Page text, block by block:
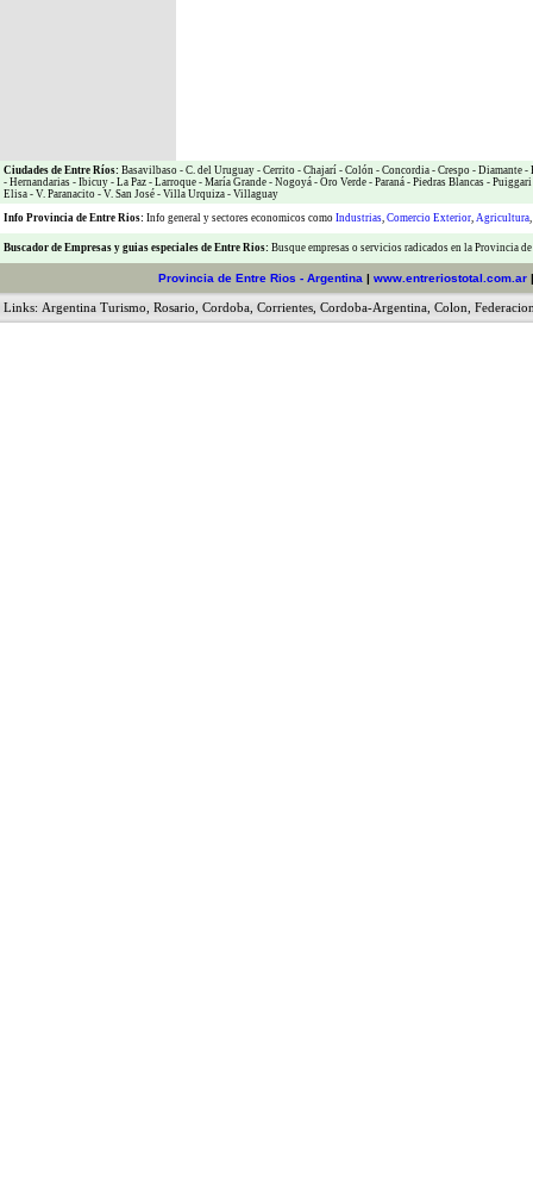
Ciudades de Entre Ríos: Basavilbaso - C. del Uruguay - Cerrito - Chajarí - Colón - Concordia - Crespo - Diamante -
- Hernandarias - Ibicuy - La Paz - Larroque - María Grande - Nogoyá - Oro Verde - Paraná - Piedras Blancas - Puiggari
Elisa - V. Paranacito - V. San José - Villa Urquiza - Villaguay
Info Provincia de Entre Rios: Info general y sectores economicos como Industrias, Comercio Exterior, Agricultura,
Buscador de Empresas y guias especiales de Entre Rios: Busque empresas o servicios radicados en la Provincia
Provincia de Entre Rios - Argentina | www.entreriostotal.com.ar
Links: Argentina Turismo Rosario Cordoba Corrientes Cordoba-Argentina Colon